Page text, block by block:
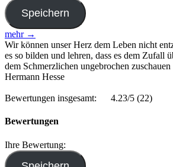
mehr →
Wir können unser Herz dem Leben nicht
es so bilden und lehren, dass es dem Zufall
dem Schmerzlichen ungebrochen zuschauen
Hermann Hesse
Bewertungen insgesamt: 4.23/5 (22)
Bewertungen
Ihre Bewertung: